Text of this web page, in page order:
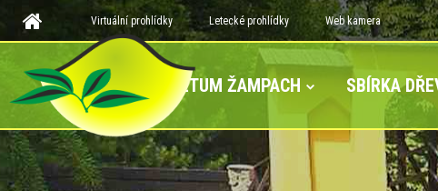
Virtuální prohlídky Letecké prohlídky Web kamera
ARBORETUM ŽAMPACH SBÍRKA